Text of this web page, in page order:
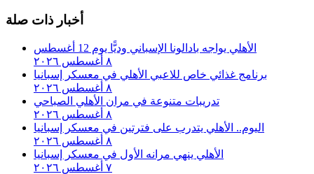
أخبار ذات صلة
الأهلي يواجه بادالونا الإسباني وديًّا يوم 12 أغسطس
٨ أغسطس ٢٠٢٦
برنامج غذائي خاص للاعبي الأهلي في معسكر إسبانيا
٨ أغسطس ٢٠٢٦
تدريبات متنوعة في مران الأهلي الصباحي
٨ أغسطس ٢٠٢٦
اليوم.. الأهلي يتدرب على فترتين في معسكر إسبانيا
٨ أغسطس ٢٠٢٦
الأهلي ينهي مرانه الأول في معسكر إسبانيا
٧ أغسطس ٢٠٢٦